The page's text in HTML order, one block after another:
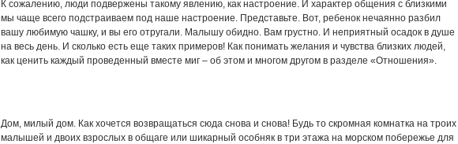
К сожалению, люди подвержены такому явлению, как настроение. И характер общения с близкими
мы чаще всего подстраиваем под наше настроение. Представьте. Вот, ребенок нечаянно разбил
вашу любимую чашку, и вы его отругали. Малышу обидно. Вам грустно. И неприятный осадок в душе
на весь день. И сколько есть еще таких примеров! Как понимать желания и чувства близких людей,
как ценить каждый проведенный вместе миг – об этом и многом другом в разделе «Отношения».
Дом, милый дом. Как хочется возвращаться сюда снова и снова! Будь то скромная комнатка на троих
малышей и двоих взрослых в общаге или шикарный особняк в три этажа на морском побережье для